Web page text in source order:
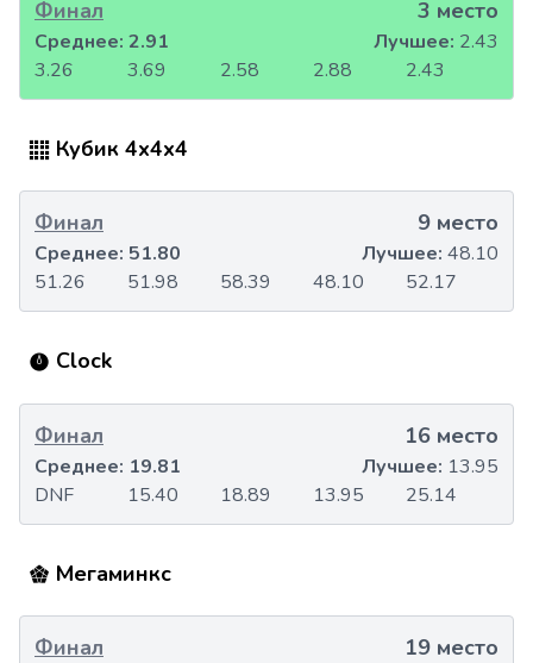
Финал 3 место
3.26 3.69 2.58 2.88 2.43
Среднее: 2.91 Лучшее: 2.43
Кубик 4x4x4
Финал 9 место
51.26 51.98 58.39 48.10 52.17
Среднее: 51.80 Лучшее: 48.10
Clock
Финал 16 место
DNF 15.40 18.89 13.95 25.14
Среднее: 19.81 Лучшее: 13.95
Мегаминкс
Финал 19 место